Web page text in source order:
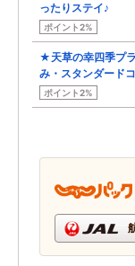
ったりステイ♪
ポイント2%
★天草の幸四季プ
み・スタンダード
ポイント2%